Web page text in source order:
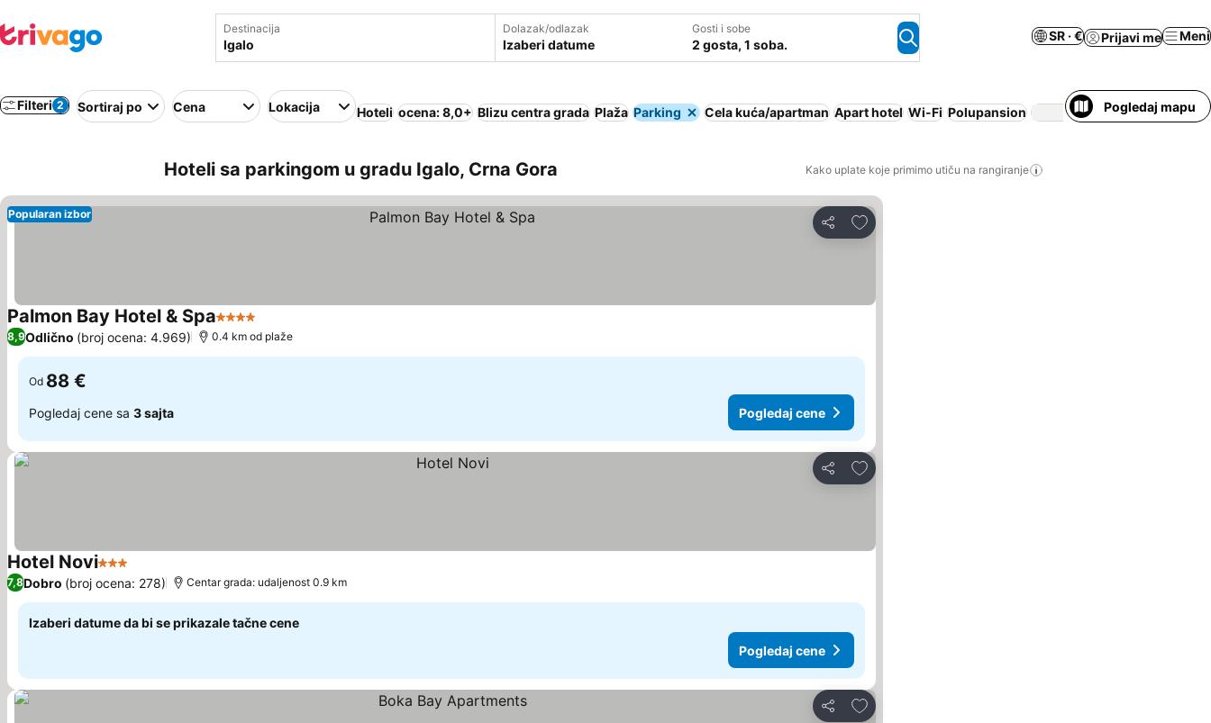
Destinacija Dolazak/odlazak
Izaberi datume
Gosti i sobe
2 gosta, 1 soba.
SR · € Prijavi me Meni
Filteri 2 Sortiraj po Cena Lokacija Hoteli ocena: 8,0+ Blizu centra grada Plaža Parking Cela kuća/apartman Apart hotel Wi-Fi Polupansion Klimatizacija
Pogledaj mapu
Hoteli sa parkingom u gradu Igalo, Crna Gora Kako uplate koje primimo utiču na rangiranje
Deli
Dodati u favorite
Popularan izbor
Palmon Bay Hotel & Spa4 Zvezdice
8,9Odlično (broj ocena: 4.969) 0.4 km od plaže
Od 88 €
Pogledaj cene sa 3 sajta Pogledaj cene
Deli
Dodati u favorite
Hotel Novi3 Zvezdice
7,8Dobro (broj ocena: 278) Centar grada: udaljenost 0.9 km
Izaberi datume da bi se prikazale tačne cene
Pogledaj cene
Deli
Dodati u favorite